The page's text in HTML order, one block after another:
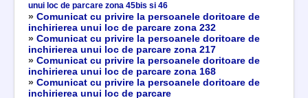
unui loc de parcare zona 45bis si 46
» Comunicat cu privire la persoanele doritoare de
inchirierea unui loc de parcare zona 232
» Comunicat cu privire la persoanele doritoare de
inchirierea unui loc de parcare zona 217
» Comunicat cu privire la persoanele doritoare de
inchirierea unui loc de parcare zona 168
» Comunicat cu privire la persoanele doritoare de
inchirierea unui loc de parcare